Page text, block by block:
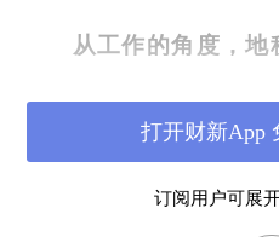
从工作的角度，
方税的理解有三个角度
解，税基流动性小、
税，这是应然意义上
订阅用户可展
打开财新App